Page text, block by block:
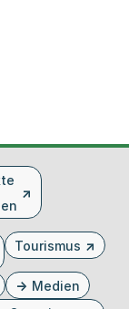
Tourismus
Medien